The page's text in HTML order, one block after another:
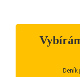
Deník